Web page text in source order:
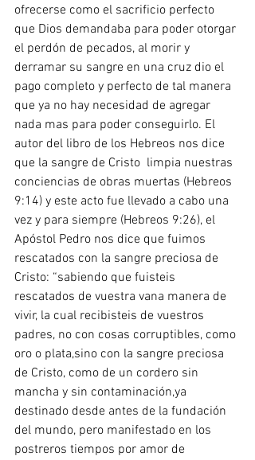
ofrecerse como el sacrificio perfecto
que Dios demandaba para poder otorgar
el perdón de pecados, al morir y
derramar su sangre en una cruz dio el
pago completo y perfecto de tal manera
que ya no hay necesidad de agregar
nada mas para poder conseguirlo. El
autor del libro de los Hebreos nos dice
que la sangre de Cristo  limpia nuestras
conciencias de obras muertas (Hebreos
9:14) y este acto fue llevado a cabo una
vez y para siempre (Hebreos 9:26), el
Apóstol Pedro nos dice que fuimos
rescatados con la sangre preciosa de
Cristo: “sabiendo que fuisteis
rescatados de vuestra vana manera de
vivir, la cual recibisteis de vuestros
padres, no con cosas corruptibles, como
oro o plata,sino con la sangre preciosa
de Cristo, como de un cordero sin
mancha y sin contaminación,ya
destinado desde antes de la fundación
del mundo, pero manifestado en los
postreros tiempos por amor de